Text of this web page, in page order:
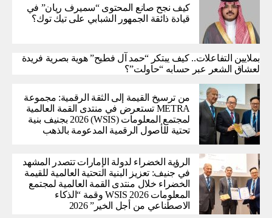
كيف نجح صانع المحتوى “سميرف ريان” في
قيادة ذائقة الجمهور الشبابي على تيك توك؟
بملايين التفاعلات.. كيف يبتكر “حمد آل فطيح” هوية بصرية فريدة
لعشاق الشعر عبر حسابه “حاولت”؟
من ترسيخ القيمة إلى الثقة الرقمية: مجموعة
METRA تستعرض في منتدى القمة العالمية
لمجتمع المعلومات (WSIS) 2026 بجنيف بنية
تحتية للأصول الرقمية المدعومة بالذهب
الرؤية الخضراء لدولة الإمارات تتصدر المشهد
في جنيف: تعزيز البنية التحتية العالمية للقيمة
الخضراء خلال منتدى القمة العالمية لمجتمع
المعلومات WSIS 2026 وقمة “الذكاء
الاصطناعي من أجل الخير” 2026